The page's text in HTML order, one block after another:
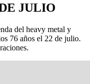
JULIO
del heavy metal y
76 años el 22 de julio.